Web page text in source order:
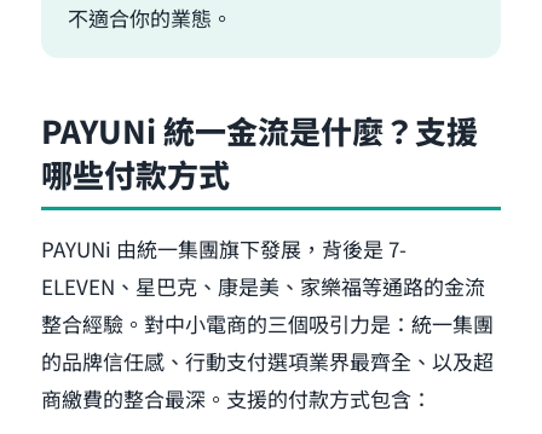
不適合你的業態。
PAYUNi 統一金流是什麼？支援
哪些付款方式
PAYUNi 由統一集團旗下發展，背後是 7-
ELEVEN、星巴克、康是美、家樂福等通路的金流
整合經驗。對中小電商的三個吸引力是：統一集團
的品牌信任感、行動支付選項業界最齊全、以及超
商繳費的整合最深。支援的付款方式包含：